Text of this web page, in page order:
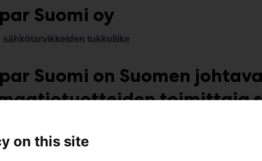
Suomi oy
sähkötarvikkeiden tukkuliike
Suomi on Suomen
toimittaja
sähköurakoitsijoita,
ja julkista sektoria koko
on this site